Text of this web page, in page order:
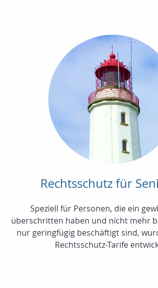
Rechtsschutz für
Speziell für Personen, die ein
überschritten haben und nicht mehr
nur geringfügig beschäftigt sind,
Rechtsschutz-Tarife